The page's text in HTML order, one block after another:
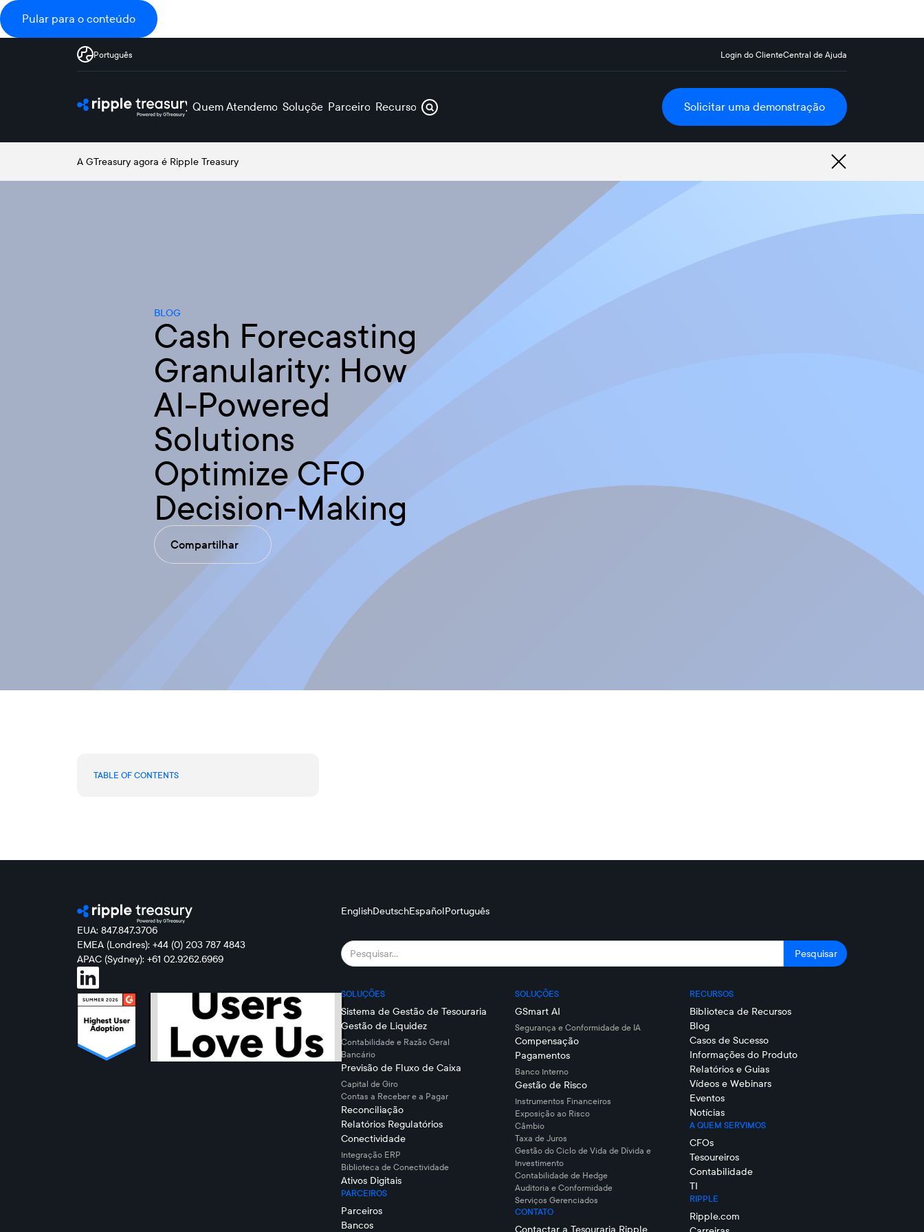
Pular para o conteúdo
Português Login do ClienteCentral de Ajuda
Quem Atendemos Soluções Parceiros Recursos Solicitar uma demonstração
A GTreasury agora é Ripple Treasury
BLOG
Cash Forecasting
Granularity: How
AI-Powered
Solutions
Optimize CFO
Decision-Making
Compartilhar
TABLE OF CONTENTS
EUA: 847.847.3706
EMEA (Londres): +44 (0) 203 787 4843
APAC (Sydney): +61 02.9262.6969
EnglishDeutschEspañolPortuguês
SOLUÇÕES
Sistema de Gestão de Tesouraria
Gestão de Liquidez
Contabilidade e Razão Geral
Bancário
Previsão de Fluxo de Caixa
Capital de Giro
Contas a Receber e a Pagar
Reconciliação
Relatórios Regulatórios
Conectividade
Integração ERP
Biblioteca de Conectividade
Ativos Digitais
PARCEIROS
Parceiros
Bancos
SOLUÇÕES
GSmart AI
Segurança e Conformidade de IA
Compensação
Pagamentos
Banco Interno
Gestão de Risco
Instrumentos Financeiros
Exposição ao Risco
Câmbio
Taxa de Juros
Gestão do Ciclo de Vida de Dívida e
Investimento
Contabilidade de Hedge
Auditoria e Conformidade
Serviços Gerenciados
CONTATO
Contactar a Tesouraria Ripple
RECURSOS
Biblioteca de Recursos
Blog
Casos de Sucesso
Informações do Produto
Relatórios e Guias
Vídeos e Webinars
Eventos
Notícias
A QUEM SERVIMOS
CFOs
Tesoureiros
Contabilidade
TI
RIPPLE
Ripple.com